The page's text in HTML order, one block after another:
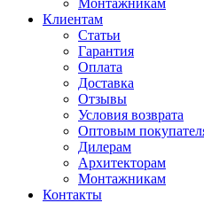
Монтажникам
Клиентам
Статьи
Гарантия
Оплата
Доставка
Отзывы
Условия возврата
Оптовым
Дилерам
Архитекторам
Монтажникам
Контакты